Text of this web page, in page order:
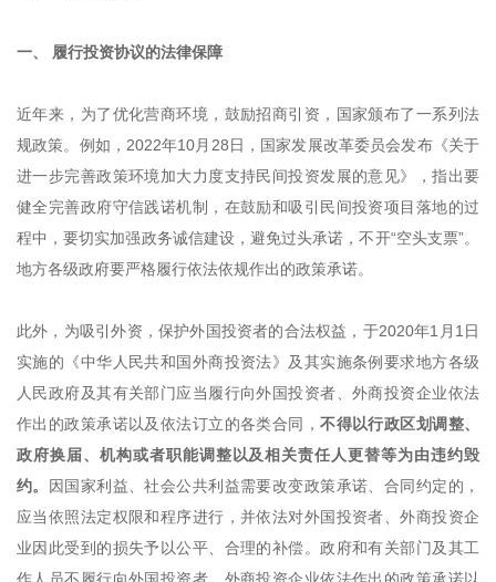
一、 履行投资协议的法律保障
近年来，为了优化营商环境，鼓励招商引资，国家颁布了一系列法
规政策。例如，2022年10月28日，国家发展改革委员会发布《关于
进一步完善政策环境加大力度支持民间投资发展的意见》，指出要
健全完善政府守信践诺机制，在鼓励和吸引民间投资项目落地的过
程中，要切实加强政务诚信建设，避免过头承诺，不开“空头支票”。
地方各级政府要严格履行依法依规作出的政策承诺。
此外，为吸引外资，保护外国投资者的合法权益，于2020年1月1日
实施的《中华人民共和国外商投资法》及其实施条例要求地方各级
人民政府及其有关部门应当履行向外国投资者、外商投资企业依法
作出的政策承诺以及依法订立的各类合同，不得以行政区划调整、
政府换届、机构或者职能调整以及相关责任人更替等为由违约毁
约。
因国家利益、社会公共利益需要改变政策承诺、合同约定的，
应当依照法定权限和程序进行，并依法对外国投资者、外商投资企
业因此受到的损失予以公平、合理的补偿。政府和有关部门及其工